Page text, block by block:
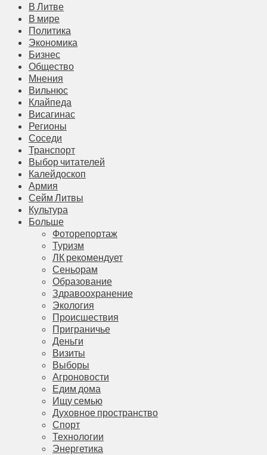
В Литве
В мире
Политика
Экономика
Бизнес
Общество
Мнения
Вильнюс
Клайпеда
Висагинас
Регионы
Соседи
Транспорт
Выбор читателей
Калейдоскоп
Армия
Сейм Литвы
Культура
Больше
Фоторепортаж
Туризм
ЛК рекомендует
Сеньорам
Образование
Здравоохранение
Экология
Происшествия
Приграничье
Деньги
Визиты
Выборы
Агроновости
Едим дома
Ищу семью
Духовное пространство
Спорт
Технологии
Энергетика